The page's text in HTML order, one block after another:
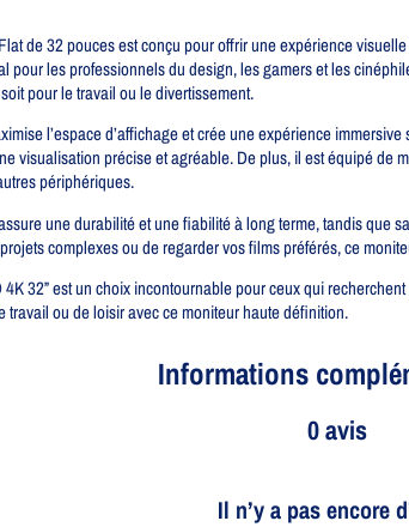
de 32 pouces est conçu pour offrir une expérience
pour les professionnels du design, les gamers et les
pour le travail ou le divertissement.
l’espace d’affichage et crée une expérience
visualisation précise et agréable. De plus, il est équipé de
périphériques.
une durabilité et une fiabilité à long terme, tandis que
complexes ou de regarder vos films préférés, ce
32” est un choix incontournable pour ceux qui
travail ou de loisir avec ce moniteur haute définition.
Informations
0 avis
Il n’y a pas encore